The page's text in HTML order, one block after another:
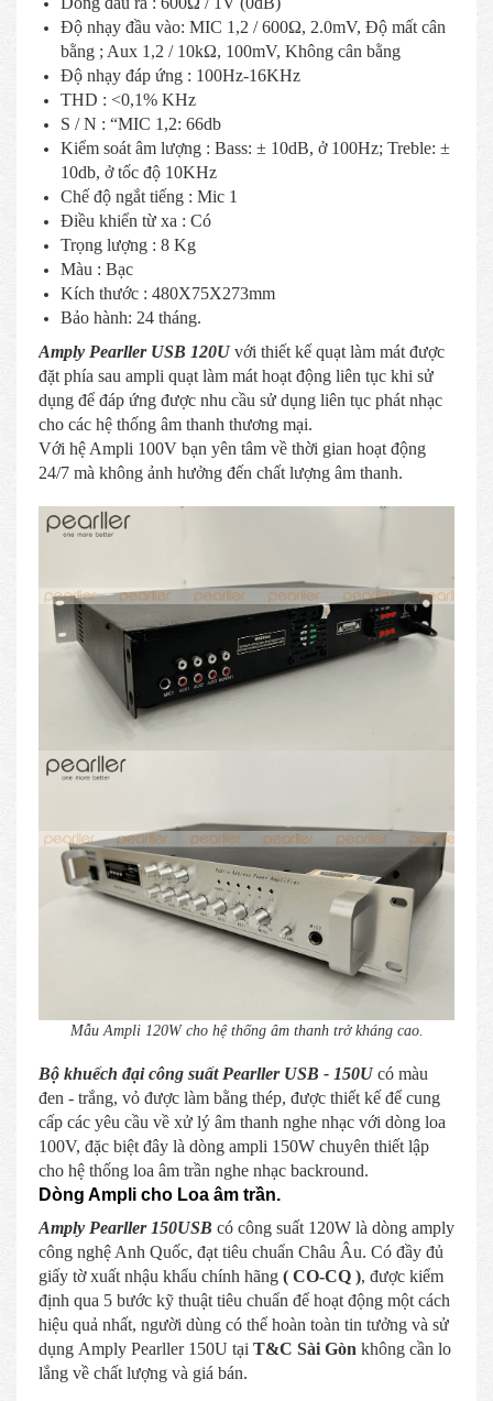
Độ nhạy đầu vào: MIC 1,2 / 600Ω, 2.0mV, Độ mất cân
bằng ; Aux 1,2 / 10kΩ, 100mV, Không cân bằng
Độ nhạy đáp ứng : 100Hz-16KHz
THD : <0,1% KHz
S / N : “MIC 1,2: 66db
Kiểm soát âm lượng : Bass: ± 10dB, ở 100Hz; Treble: ±
10db, ở tốc độ 10KHz
Chế độ ngắt tiếng : Mic 1
Điều khiển từ xa : Có
Trọng lượng : 8 Kg
Màu : Bạc
Kích thước : 480X75X273mm
Bảo hành: 24 tháng.
Amply Pearller USB 120Uvới thiết kế quạt làm mát được
đặt phía sau ampli quạt làm mát hoạt động liên tục khi sử
dụng để đáp ứng được nhu cầu sử dụng liên tục phát nhạc
cho các hệ thống âm thanh thương mại.
Với hệ Ampli 100V bạn yên tâm về thời gian hoạt động
24/7 mà không ảnh hưởng đến chất lượng âm thanh.
Mẫu Ampli 120W cho hệ thống âm thanh trở kháng cao.
Bộ khuếch đại công suất Pearller USB - 150Ucó màu
đen - trắng, vỏ được làm bằng thép, được thiết kế để cung
cấp các yêu cầu về xử lý âm thanh nghe nhạc với dòng loa
100V, đặc biệt đây là dòng ampli 150W chuyên thiết lập
cho hệ thống loa âm trần nghe nhạc backround.
Dòng Ampli cho Loa âm trần.
Amply Pearller 150USB có công suất 120W là dòng amply
công nghệ Anh Quốc, đạt tiêu chuẩn Châu Âu. Có đầy đủ
giấy tờ xuất nhậu khẩu chính hãng ( CO-CQ ), được kiểm
định qua 5 bước kỹ thuật tiêu chuẩn để hoạt động một cách
hiệu quả nhất, người dùng có thể hoàn toàn tin tưởng và sử
dụng Amply Pearller 150U tại T&C Sài Gòn không cần lo
lắng về chất lượng và giá bán.